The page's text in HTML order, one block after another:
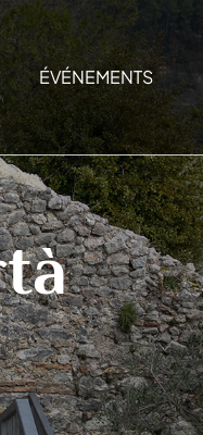
ÉVÉNEMENTS